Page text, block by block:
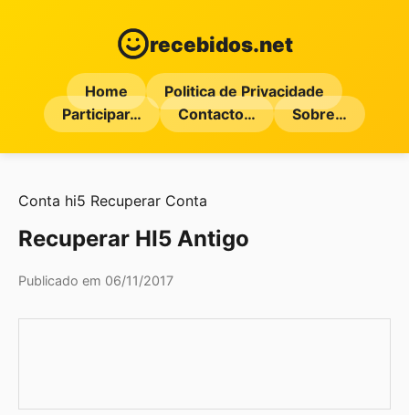
recebidos.net
Home
Politica de Privacidade
Participar…
Contacto… Sobre…
Conta hi5 Recuperar Conta
Recuperar HI5 Antigo
Publicado em 06/11/2017